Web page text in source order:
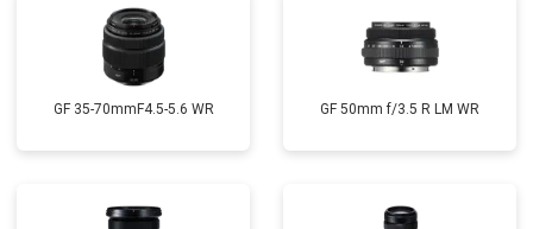
GF 35-70mmF4.5-5.6 WR GF 50mm f/3.5 R LM WR